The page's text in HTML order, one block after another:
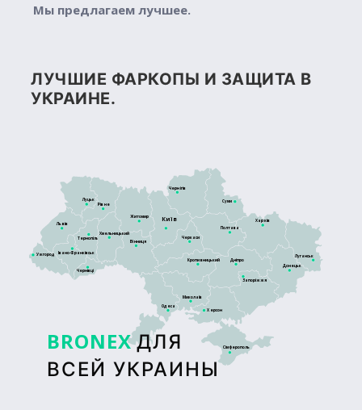
Мы предлагаем лучшее.
ЛУЧШИЕ ФАРКОПЫ И ЗАЩИТА В
УКРАИНЕ.
BRONEX ДЛЯ
ВСЕЙ УКРАИНЫ
Сімферополь
Луцьк
Київ
Житомир
Тернопіль
Рівне
Львів
Дніпро
Кропивницький
Харків
Полтава
Черкаси
Суми
Чернігів
Запоріжжя
Херсон
Донецьк
Луганськ
Ужгород
Чернівці
Вінниця
Хмельницький
Івано-Франківськ
Миколаїв
Одеса